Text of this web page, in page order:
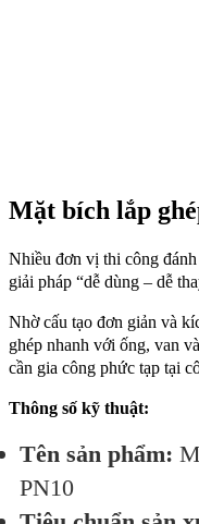
Mặt bích lắp
Nhiều đơn vị thi công
giải pháp “dễ dùng – dễ
Nhờ cấu tạo đơn giản và
ghép nhanh với ống, van
cần gia công phức tạp tại
Thông số kỹ thuật:
Tên sản phẩm:
PN10